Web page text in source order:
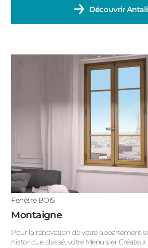
Découvrir
Fenêtre BOIS
Montaigne
Pour la rénovation de votre appartement
historique classé, votre Menuisier